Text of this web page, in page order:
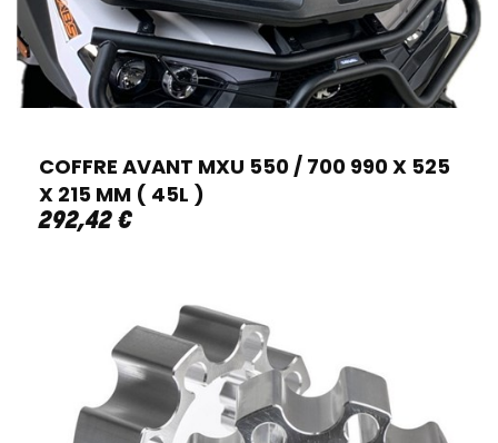
COFFRE AVANT MXU 550 / 700 990 X 525
X 215 MM ( 45L )
292,42 €